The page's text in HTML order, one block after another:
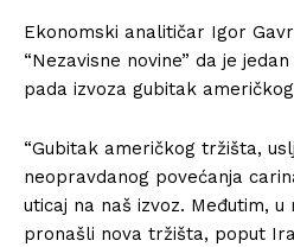
Ekonomski analitičar Igor
“Nezavisne novine” da je
pada izvoza gubitak
“Gubitak američkog tržišta,
neopravdanog povećanja
uticaj na naš izvoz. Međutim, u
pronašli nova tržišta, poput